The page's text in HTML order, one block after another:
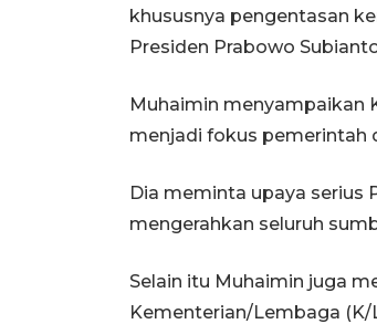
khususnya pengentasan
Presiden Prabowo
Muhaimin menyampaikan
menjadi fokus pemerintah
Dia meminta upaya serius
mengerahkan seluruh
Selain itu Muhaimin juga
Kementerian/Lembaga